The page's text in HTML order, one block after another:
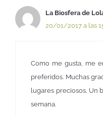
La Biosfera de
20/01/2017 a las
Como me gusta, me
preferidos. Muchas
lugares preciosos. Un
semana.